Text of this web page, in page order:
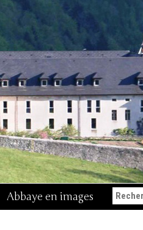
Abbaye en images